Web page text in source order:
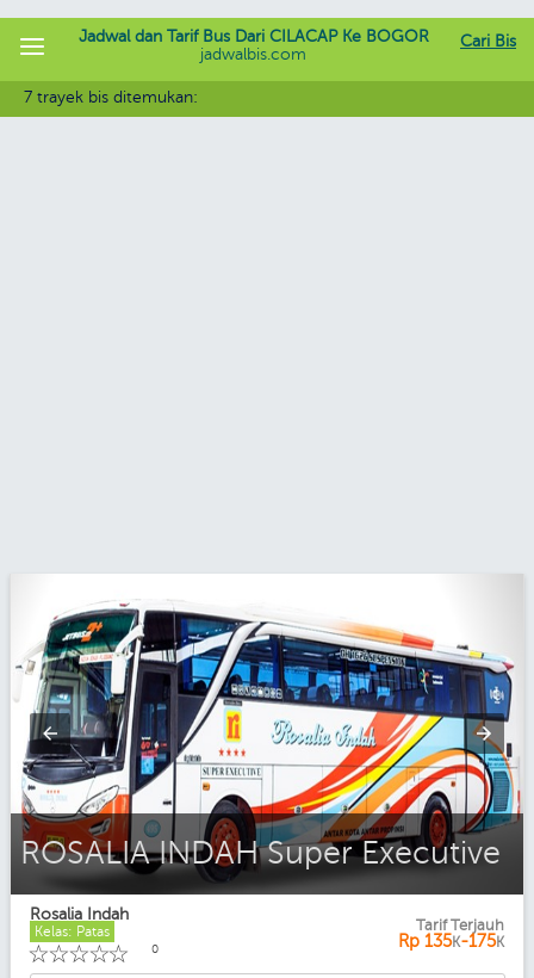
Cari Bis
Jadwal dan Tarif Bus Dari CILACAP Ke BOGOR
jadwalbis.com
7 trayek bis ditemukan:
ROSALIA INDAH Patas
Rosalia Indah
Kelas: Patas
☆
☆
☆
☆
☆ 0
Tarif Terjauh
Rp 135K-175K